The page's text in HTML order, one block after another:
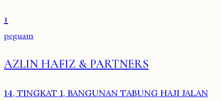
1
peguam
AZLIN HAFIZ & PARTNERS
14, TINGKAT 1, BANGUNAN TABUNG HAJI JALAN